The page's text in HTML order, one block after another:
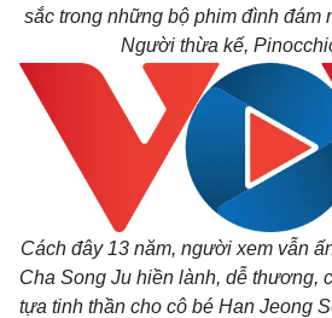
sắc trong những bộ phim đình đám
Người thừa kế,
Cách đây 13 năm, người xem vẫn
Cha Song Ju hiền lành, dễ thương,
tựa tinh thần cho cô bé Han Jeong